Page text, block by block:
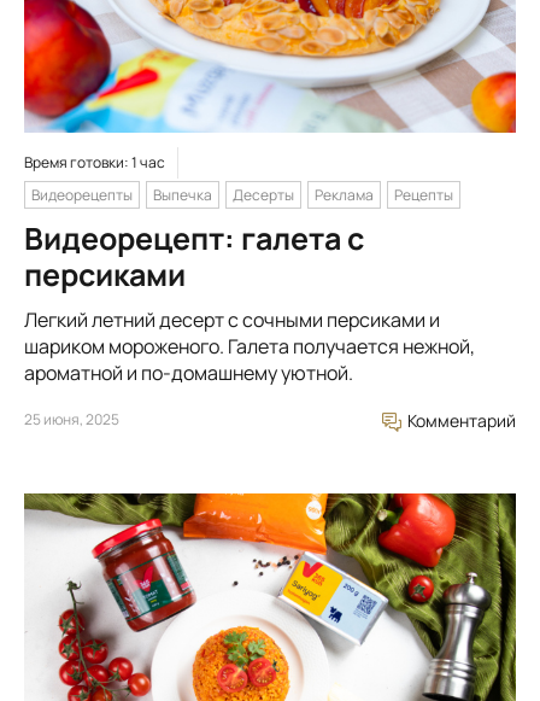
Время готовки: 1 час
Видеорецепты
Выпечка Десерты Реклама Рецепты
Видеорецепт: галета с
персиками
Легкий летний десерт с сочными персиками и
шариком мороженого. Галета получается нежной,
ароматной и по-домашнему уютной.
25 июня, 2025 Комментарий